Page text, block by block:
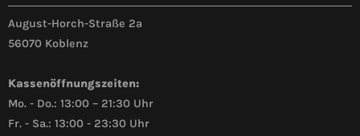
August-Horch-Straße 2a
56070 Koblenz
Kassenöffnungszeiten:
Mo. - Do.: 13:00 – 21:30 Uhr
Fr. - Sa.: 13:00 - 23:30 Uhr